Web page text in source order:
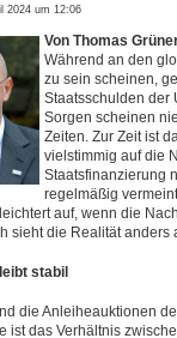
2024 um 12:06
Von Thomas
Während an den
zu sein scheinen,
Staatsschulden der
Sorgen scheinen
Zeiten. Zur Zeit ist
vielstimmig auf die
Staatsfinanzierung
regelmäßig
auf, wenn die
sieht die Realität anders
stabil
die Anleiheauktionen
ist das Verhältnis